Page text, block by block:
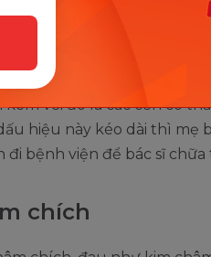
đúng chỉ dẫn của bác sĩ
sớm được khắc phục và
cơn đau âm ỉ này không
với đó là các cơn co
hiệu này kéo dài thì mẹ
đi bệnh viện để bác sĩ
chích